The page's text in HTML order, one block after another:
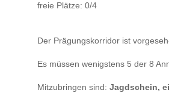
freie Plätze: 0/4
Der Prägungskorridor ist
Es müssen wenigstens 5 der 8
Mitzubringen sind:Jagdschein,